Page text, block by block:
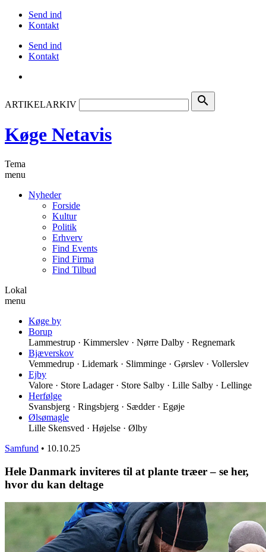
Send ind
Kontakt
Send ind
Kontakt
ARTIKELARKIV search
Køge Netavis
Tema
menu
Nyheder
Forside
Kultur
Politik
Erhverv
Find Events
Find Firma
Find Tilbud
Lokal
menu
Køge by
Borup
Lammestrup · Kimmerslev · Nørre Dalby · Regnemark
Bjæverskov
Vemmedrup · Lidemark · Slimminge · Gørslev · Vollerslev
Ejby
Valore · Store Ladager · Store Salby · Lille Salby · Lellinge
Herfølge
Svansbjerg · Ringsbjerg · Sædder · Egøje
Ølsømagle
Lille Skensved · Højelse · Ølby
Samfund • 10.10.25
Hele Danmark inviteres til at plante træer – se her,
hvor du kan deltage